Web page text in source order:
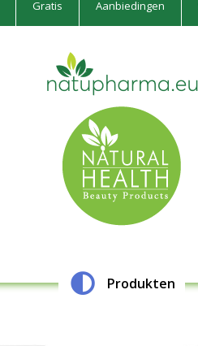
Gratis Aanbiedingen
Produkten